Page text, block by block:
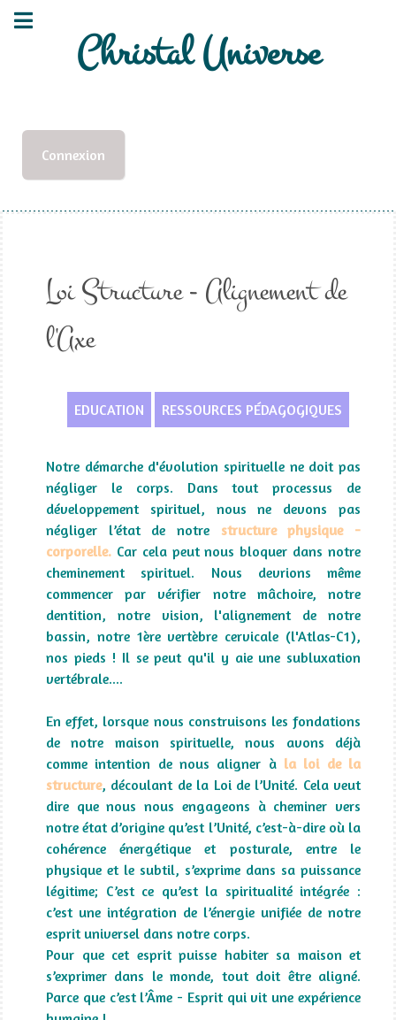
Christal Universe
Connexion
Loi Structure - Alignement de
l'Axe
EDUCATION RESSOURCES PÉDAGOGIQUES
Notre démarche d'évolution spirituelle ne doit pas
négliger le corps. Dans tout processus de
développement spirituel, nous ne devons pas
négliger l’état de notre structure physique -
corporelle. Car cela peut nous bloquer dans notre
cheminement spirituel. Nous devrions même
commencer par vérifier notre mâchoire, notre
dentition, notre vision, l'alignement de notre
bassin, notre 1ère vertèbre cervicale (l'Atlas-C1),
nos pieds ! Il se peut qu'il y aie une subluxation
vertébrale....
En effet, lorsque nous construisons les fondations
de notre maison spirituelle, nous avons déjà
comme intention de nous aligner à la loi de la
structure, découlant de la Loi de l’Unité. Cela veut
dire que nous nous engageons à cheminer vers
notre état d’origine qu’est l’Unité, c’est-à-dire où la
cohérence énergétique et posturale, entre le
physique et le subtil, s’exprime dans sa puissance
légitime; C’est ce qu’est la spiritualité intégrée :
c’est une intégration de l’énergie unifiée de notre
esprit universel dans notre corps.
Pour que cet esprit puisse habiter sa maison et
s’exprimer dans le monde, tout doit être aligné.
Parce que c’est l’Âme - Esprit qui vit une expérience